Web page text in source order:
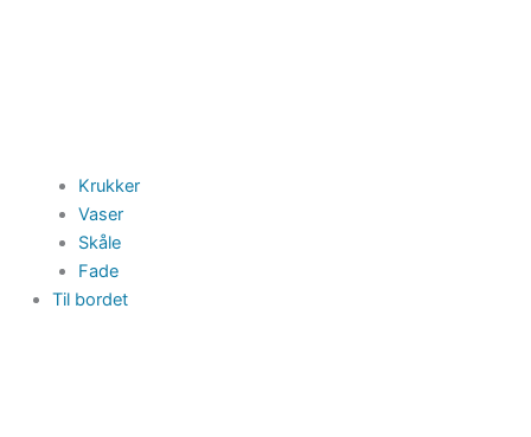
Krukker
Vaser
Skåle
Fade
Til bordet